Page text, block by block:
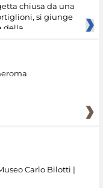
chiusa da una
si giunge
della
Carlo Bilotti |